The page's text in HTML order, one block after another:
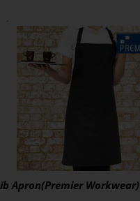
*
Artikel ansehen
Apron(Premier Workwear)